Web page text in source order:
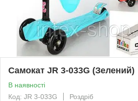
Самокат JR 3-033G (Зелений)
В наявності
Код: JR 3-033G
Роздріб